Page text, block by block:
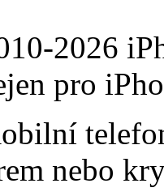
2026
pro
nebo